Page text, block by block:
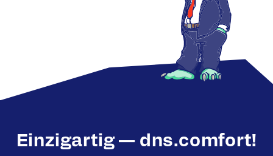
Einzigartig — dns.comfort!